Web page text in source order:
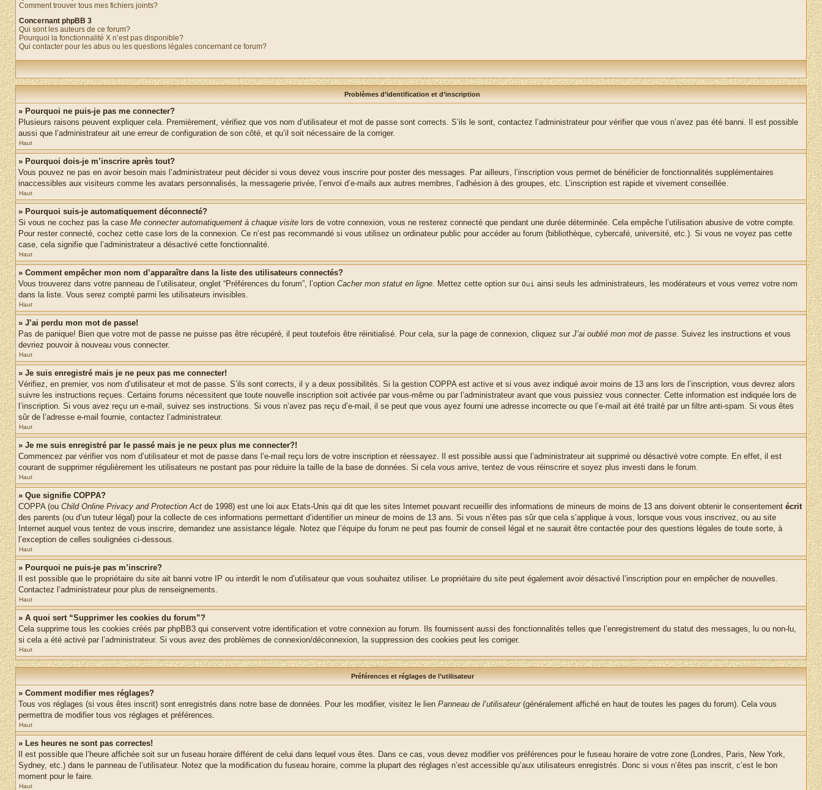
Comment trouver tous mes fichiers joints?
Concernant phpBB 3
Qui sont les auteurs de ce forum?
Pourquoi la fonctionnalité X n’est pas disponible?
Qui contacter pour les abus ou les questions légales concernant ce forum?
Problèmes d’identification et d’inscription
» Pourquoi ne puis-je pas me connecter?
Plusieurs raisons peuvent expliquer cela. Premièrement, vérifiez que vos nom d’utilisateur et mot de passe sont corrects. S’ils le sont, contactez l’administrateur pour vérifier que vous n’avez pas été banni. Il est possible
aussi que l’administrateur ait une erreur de configuration de son côté, et qu’il soit nécessaire de la corriger.
Haut
» Pourquoi dois-je m’inscrire après tout?
Vous pouvez ne pas en avoir besoin mais l’administrateur peut décider si vous devez vous inscrire pour poster des messages. Par ailleurs, l’inscription vous permet de bénéficier de fonctionnalités supplémentaires
inaccessibles aux visiteurs comme les avatars personnalisés, la messagerie privée, l’envoi d’e-mails aux autres membres, l’adhésion à des groupes, etc. L’inscription est rapide et vivement conseillée.
Haut
» Pourquoi suis-je automatiquement déconnecté?
Si vous ne cochez pas la case Me connecter automatiquement à chaque visite lors de votre connexion, vous ne resterez connecté que pendant une durée déterminée. Cela empêche l’utilisation abusive de votre compte.
Pour rester connecté, cochez cette case lors de la connexion. Ce n’est pas recommandé si vous utilisez un ordinateur public pour accéder au forum (bibliothèque, cybercafé, université, etc.). Si vous ne voyez pas cette
case, cela signifie que l’administrateur a désactivé cette fonctionnalité.
Haut
» Comment empêcher mon nom d’apparaître dans la liste des utilisateurs connectés?
Vous trouverez dans votre panneau de l’utilisateur, onglet “Préférences du forum”, l’option Cacher mon statut en ligne. Mettez cette option sur Oui ainsi seuls les administrateurs, les modérateurs et vous verrez votre nom
dans la liste. Vous serez compté parmi les utilisateurs invisibles.
Haut
» J’ai perdu mon mot de passe!
Pas de panique! Bien que votre mot de passe ne puisse pas être récupéré, il peut toutefois être réinitialisé. Pour cela, sur la page de connexion, cliquez sur J’ai oublié mon mot de passe. Suivez les instructions et vous
devriez pouvoir à nouveau vous connecter.
Haut
» Je suis enregistré mais je ne peux pas me connecter!
Vérifiez, en premier, vos nom d’utilisateur et mot de passe. S’ils sont corrects, il y a deux possibilités. Si la gestion COPPA est active et si vous avez indiqué avoir moins de 13 ans lors de l’inscription, vous devrez alors
suivre les instructions reçues. Certains forums nécessitent que toute nouvelle inscription soit activée par vous-même ou par l’administrateur avant que vous puissiez vous connecter. Cette information est indiquée lors de
l’inscription. Si vous avez reçu un e-mail, suivez ses instructions. Si vous n’avez pas reçu d’e-mail, il se peut que vous ayez fourni une adresse incorrecte ou que l’e-mail ait été traité par un filtre anti-spam. Si vous êtes
sûr de l’adresse e-mail fournie, contactez l’administrateur.
Haut
» Je me suis enregistré par le passé mais je ne peux plus me connecter?!
Commencez par vérifier vos nom d’utilisateur et mot de passe dans l’e-mail reçu lors de votre inscription et réessayez. Il est possible aussi que l’administrateur ait supprimé ou désactivé votre compte. En effet, il est
courant de supprimer régulièrement les utilisateurs ne postant pas pour réduire la taille de la base de données. Si cela vous arrive, tentez de vous réinscrire et soyez plus investi dans le forum.
Haut
» Que signifie COPPA?
COPPA (ou Child Online Privacy and Protection Act de 1998) est une loi aux Etats-Unis qui dit que les sites Internet pouvant recueillir des informations de mineurs de moins de 13 ans doivent obtenir le consentement écrit
des parents (ou d’un tuteur légal) pour la collecte de ces informations permettant d’identifier un mineur de moins de 13 ans. Si vous n’êtes pas sûr que cela s’applique à vous, lorsque vous vous inscrivez, ou au site
Internet auquel vous tentez de vous inscrire, demandez une assistance légale. Notez que l’équipe du forum ne peut pas fournir de conseil légal et ne saurait être contactée pour des questions légales de toute sorte, à
l’exception de celles soulignées ci-dessous.
Haut
» Pourquoi ne puis-je pas m’inscrire?
Il est possible que le propriétaire du site ait banni votre IP ou interdit le nom d’utilisateur que vous souhaitez utiliser. Le propriétaire du site peut également avoir désactivé l’inscription pour en empêcher de nouvelles.
Contactez l’administrateur pour plus de renseignements.
Haut
» A quoi sert “Supprimer les cookies du forum”?
Cela supprime tous les cookies créés par phpBB3 qui conservent votre identification et votre connexion au forum. Ils fournissent aussi des fonctionnalités telles que l’enregistrement du statut des messages, lu ou non-lu,
si cela a été activé par l’administrateur. Si vous avez des problèmes de connexion/déconnexion, la suppression des cookies peut les corriger.
Haut
Préférences et réglages de l’utilisateur
» Comment modifier mes réglages?
Tous vos réglages (si vous êtes inscrit) sont enregistrés dans notre base de données. Pour les modifier, visitez le lien Panneau de l’utilisateur(généralement affiché en haut de toutes les pages du forum). Cela vous
permettra de modifier tous vos réglages et préférences.
Haut
» Les heures ne sont pas correctes!
Il est possible que l’heure affichée soit sur un fuseau horaire différent de celui dans lequel vous êtes. Dans ce cas, vous devez modifier vos préférences pour le fuseau horaire de votre zone (Londres, Paris, New York,
Sydney, etc.) dans le panneau de l’utilisateur. Notez que la modification du fuseau horaire, comme la plupart des réglages n’est accessible qu’aux utilisateurs enregistrés. Donc si vous n’êtes pas inscrit, c’est le bon
moment pour le faire.
Haut